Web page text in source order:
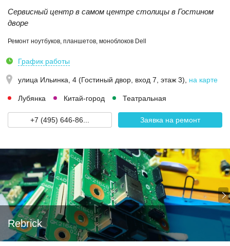
Сервисный центр в самом центре столицы в Гостином
дворе
Ремонт ноутбуков, планшетов, моноблоков Dell
График работы
улица Ильинка, 4 (Гостиный двор, вход 7, этаж 3) на карте
Лубянка Китай-город Театральная
+7 (495) 646-86... Заявка на ремонт
Rebrick